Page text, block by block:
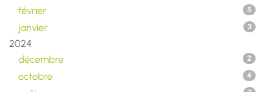
février 5
janvier 3
2024
décembre
2
octobre 4